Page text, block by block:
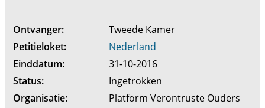
Ontvanger:
Tweede Kamer
Petitieloket:
Nederland
Einddatum:
31-10-2016
Status:
Ingetrokken
Organisatie:
Platform Verontruste Ouders